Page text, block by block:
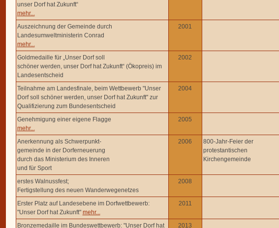
unser Dorf hat Zukunft“
mehr...
Auszeichnung der Gemeinde durch
Landesumweltministerin Conrad
mehr...
2001
Goldmedaille für „Unser Dorf soll
schöner werden, unser Dorf hat Zukunft“ (Ökopreis) im
Landesentscheid
2002
Teilnahme am Landesfinale, beim Wettbewerb "Unser
Dorf soll schöner werden, unser Dorf hat Zukunft" zur
Qualifizierung zum Bundesentscheid
2004
Genehmigung einer eigene Flagge
mehr...
2005
Anerkennung als Schwerpunkt-
gemeinde in der Dorferneuerung
durch das Ministerium des Inneren
und für Sport
2006
800-Jahr-Feier der
protestantischen
Kirchengemeinde
erstes Walnussfest;
Fertigstellung des neuen Wanderwegenetzes
2008
Erster Platz auf Landesebene im Dorfwettbewerb:
"Unser Dorf hat Zukunft" mehr...
2011
Bronzemedaille im Bundeswettbewerb: "Unser Dorf hat 2013